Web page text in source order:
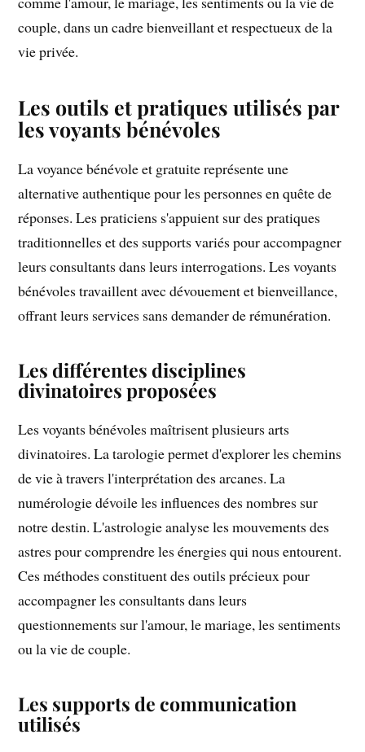
couple, dans un cadre bienveillant et respectueux de la
vie privée.
Les outils et pratiques utilisés par
les voyants bénévoles
La voyance bénévole et gratuite représente une
alternative authentique pour les personnes en quête de
réponses. Les praticiens s'appuient sur des pratiques
traditionnelles et des supports variés pour accompagner
leurs consultants dans leurs interrogations. Les voyants
bénévoles travaillent avec dévouement et bienveillance,
offrant leurs services sans demander de rémunération.
Les différentes disciplines
divinatoires proposées
Les voyants bénévoles maîtrisent plusieurs arts
divinatoires. La tarologie permet d'explorer les chemins
de vie à travers l'interprétation des arcanes. La
numérologie dévoile les influences des nombres sur
notre destin. L'astrologie analyse les mouvements des
astres pour comprendre les énergies qui nous entourent.
Ces méthodes constituent des outils précieux pour
accompagner les consultants dans leurs
questionnements sur l'amour, le mariage, les sentiments
ou la vie de couple.
Les supports de communication
utilisés